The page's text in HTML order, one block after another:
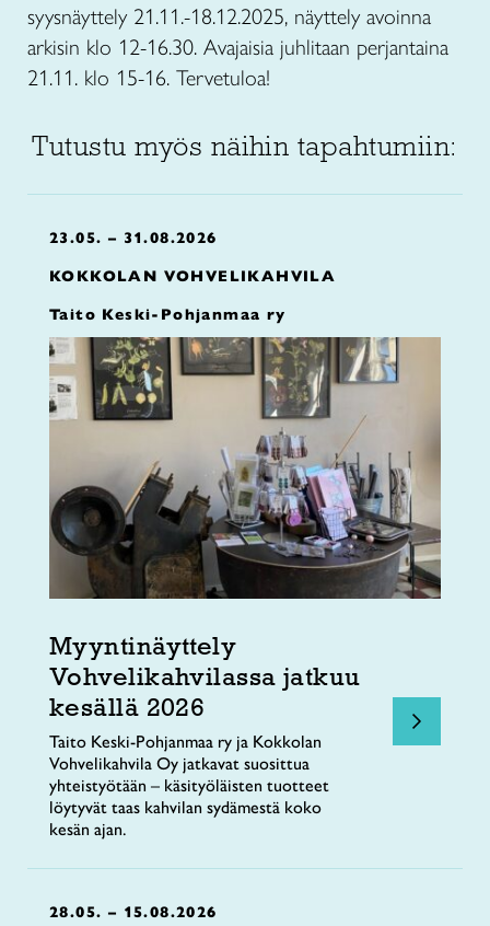
syysnäyttely 21.11.-18.12.2025, näyttely avoinna
arkisin klo 12-16.30. Avajaisia juhlitaan perjantaina
21.11. klo 15-16. Tervetuloa!
Tutustu myös näihin tapahtumiin:
23.05. – 31.08.2026
KOKKOLAN VOHVELIKAHVILA
Taito Keski-Pohjanmaa ry
Myyntinäyttely
Vohvelikahvilassa jatkuu
kesällä 2026
Taito Keski-Pohjanmaa ry ja Kokkolan
Vohvelikahvila Oy jatkavat suosittua
yhteistyötään – käsityöläisten tuotteet
löytyvät taas kahvilan sydämestä koko
kesän ajan.
28.05. – 15.08.2026